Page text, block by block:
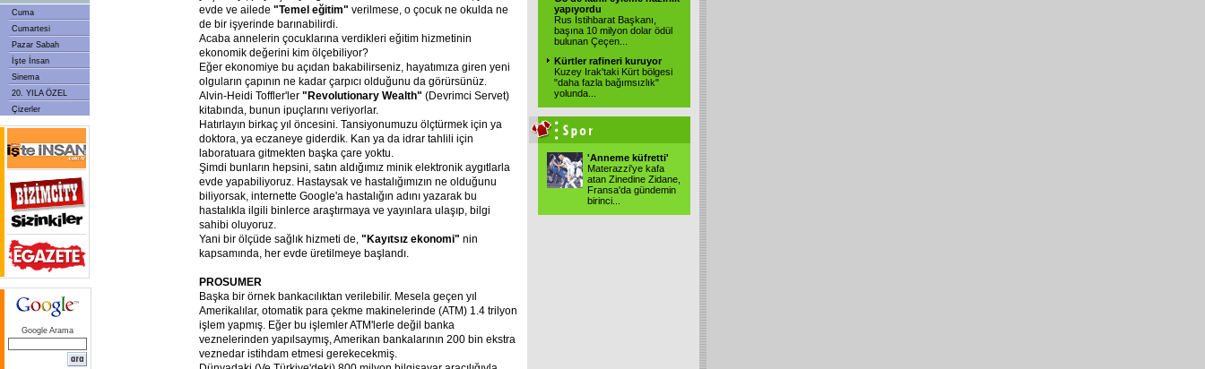
Cuma
Cumartesi
Pazar Sabah
İşte İnsan
Sinema
20. YILA ÖZEL
Çizerler
Google Arama
evde ve ailede "Temel eğitim" verilmese, o çocuk ne okulda ne
de bir işyerinde barınabilirdi.
Acaba annelerin çocuklarına verdikleri eğitim hizmetinin
ekonomik değerini kim ölçebiliyor?
Eğer ekonomiye bu açıdan bakabilirseniz, hayatımıza giren yeni
olguların çapının ne kadar çarpıcı olduğunu da görürsünüz.
Alvin-Heidi Toffler'ler "Revolutionary Wealth" (Devrimci Servet)
kitabında, bunun ipuçlarını veriyorlar.
Hatırlayın birkaç yıl öncesini. Tansiyonumuzu ölçtürmek için ya
doktora, ya eczaneye giderdik. Kan ya da idrar tahlili için
laboratuara gitmekten başka çare yoktu.
Şimdi bunların hepsini, satın aldığımız minik elektronik aygıtlarla
evde yapabiliyoruz. Hastaysak ve hastalığımızın ne olduğunu
biliyorsak, internette Google'a hastalığın adını yazarak bu
hastalıkla ilgili binlerce araştırmaya ve yayınlara ulaşıp, bilgi
sahibi oluyoruz.
Yani bir ölçüde sağlık hizmeti de, "Kayıtsız ekonomi" nin
kapsamında, her evde üretilmeye başlandı.
PROSUMER
Başka bir örnek bankacılıktan verilebilir. Mesela geçen yıl
Amerikalılar, otomatik para çekme makinelerinde (ATM) 1.4 trilyon
işlem yapmış. Eğer bu işlemler ATM'lerle değil banka
veznelerinden yapılsaymış, Amerikan bankalarının 200 bin ekstra
veznedar istihdam etmesi gerekecekmiş.
yapıyordu
Rus İstihbarat Başkanı,
başına 10 milyon dolar ödül
bulunan Çeçen...
Kürtler rafineri kuruyor
Kuzey Irak'taki Kürt bölgesi
"daha fazla bağımsızlık"
yolunda...
'Anneme küfretti'
Materazzi'ye kafa
atan Zinedine Zidane,
Fransa'da gündemin
birinci...